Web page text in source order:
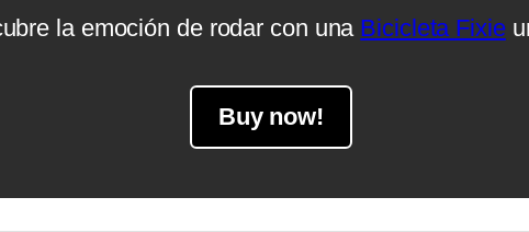
la emoción de rodar con una Bicicleta Fixie
Buy now!